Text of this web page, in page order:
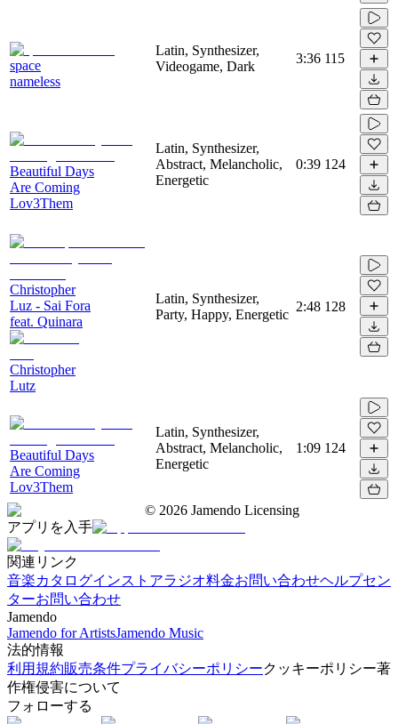
space
nameless
Latin, Synthesizer,
Videogame, Dark
3:36 115
Beautiful Days
Are Coming
Lov3Them
Latin, Synthesizer,
Abstract, Melancholic,
Energetic
0:39 124
Christopher
Luz - Sai Fora
feat. Quinara
Christopher
Lutz
Latin, Synthesizer,
Party, Happy, Energetic
2:48 128
Beautiful Days
Are Coming
Lov3Them
Latin, Synthesizer,
Abstract, Melancholic,
Energetic
1:09 124
© 2026 Jamendo Licensing
アプリを入手
関連リンク
音楽カタログインストアラジオ料金お問い合わせヘルプセン
ターお問い合わせ
Jamendo
Jamendo for ArtistsJamendo Music
法的情報
利用規約販売条件プライバシーポリシークッキーポリシー著
作権侵害について
フォローする